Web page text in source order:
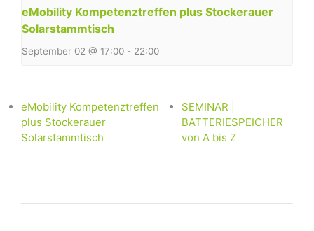
eMobility Kompetenztreffen plus Stockerauer
Solarstammtisch
September 02 @ 17:00 - 22:00
eMobility Kompetenztreffen
plus Stockerauer
Solarstammtisch
SEMINAR |
BATTERIESPEICHER
von A bis Z